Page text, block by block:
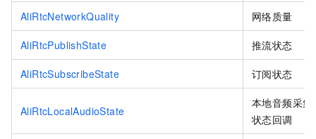
AliRtcNetworkQuality 网络质量
AliRtcPublishState 推流状态
AliRtcSubscribeState 订阅状态
AliRtcLocalAudioState
本地音频采集
状态回调